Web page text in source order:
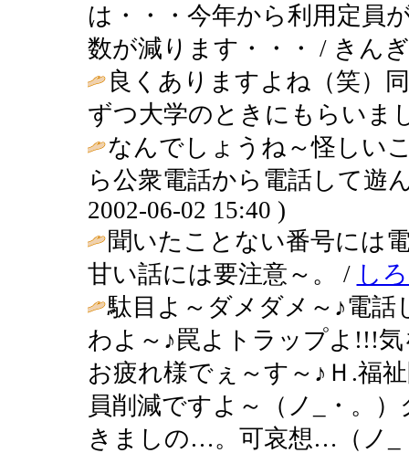
は・・・今年から利用定員
数が減ります・・・ / きん
良くありますよね（笑）
ずつ大学のときにもらいま
なんでしょうね～怪しい
ら公衆電話から電話して遊
2002-06-02 15:40 )
聞いたことない番号には
甘い話には要注意～。 / し
駄目よ～ダメダメ～♪電
わよ～♪罠よトラップよ!!!
お疲れ様でぇ～す～♪Ｈ.福
員削減ですよ～（ノ_・。
きましの…。可哀想…（ノ_